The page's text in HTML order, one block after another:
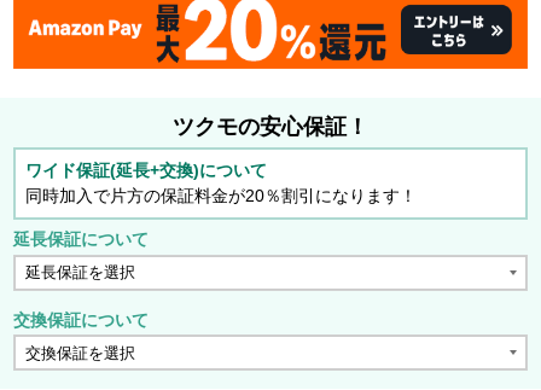
ツクモの安心保証！
ワイド保証(延長+交換)について
同時加入で片方の保証料金が20％割引になります！
延長保証について
交換保証について